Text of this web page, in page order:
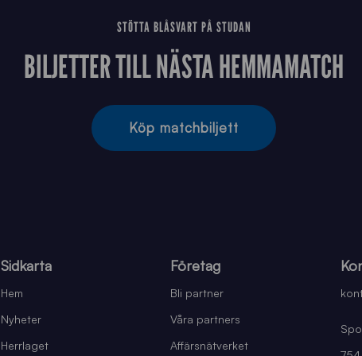
STÖTTA BLÅSVART PÅ STUDAN
BILJETTER TILL NÄSTA HEMMAMATCH
Köp matchbiljett
Sidkarta
Hem
Nyheter
Herrlaget
Företag
Bli partner
Våra partners
Affärsnätverket